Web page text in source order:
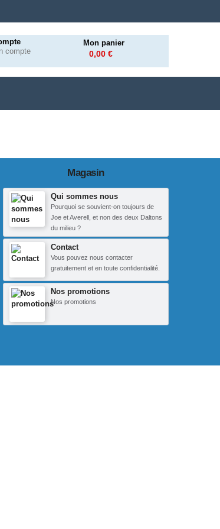
compte
Mon panier
0,00 €
Magasin
Qui sommes nous
Pourquoi se souvient-on toujours de
Joe et Averell, et non des deux Daltons
du milieu ?
Contact
Vous pouvez nous contacter
gratuitement et en toute confidentialité.
Nos promotions
Nos promotions